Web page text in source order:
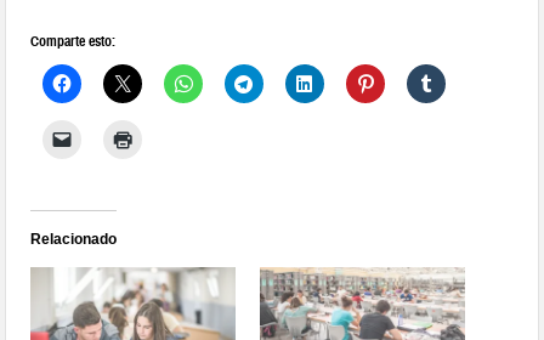
Comparte esto:
Relacionado